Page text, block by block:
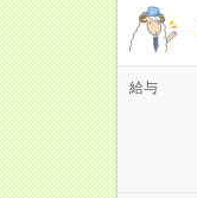
給与